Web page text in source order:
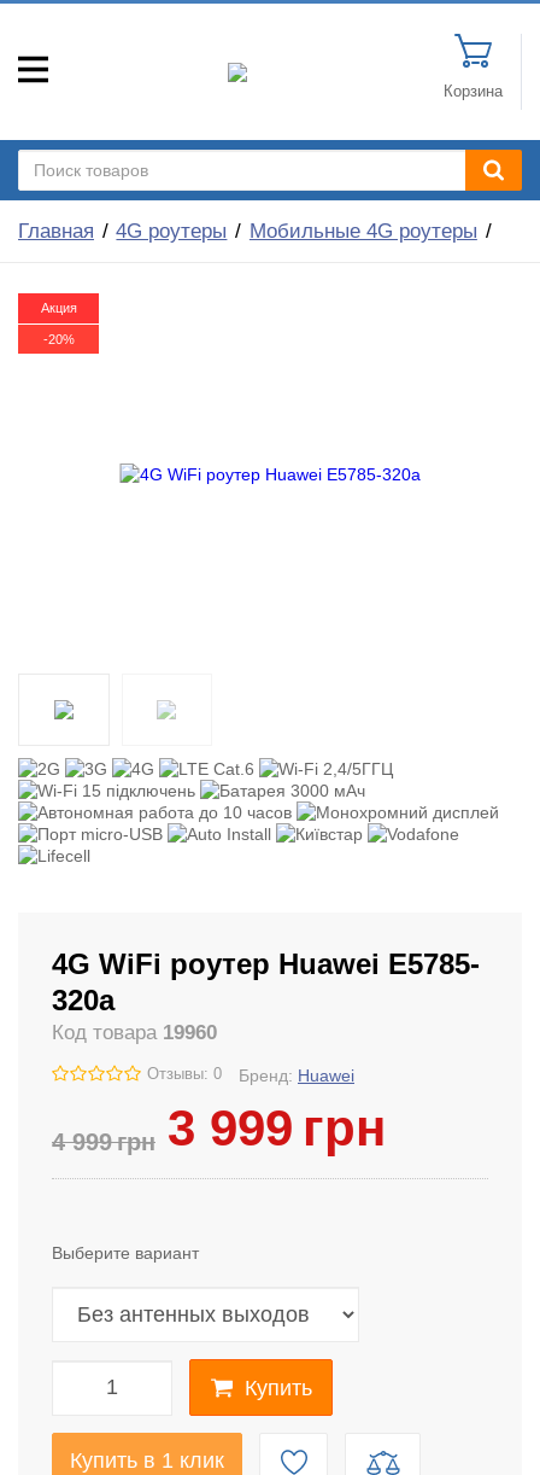
Корзина
Главная 4G роутеры Мобильные 4G роутеры
Акция
-20%
4G WiFi роутер Huawei E5785-
320а
Код товара 19960
Отзывы: 0 Бренд: Huawei
4 999грн 3 999 грн
Выберите вариант
Купить
Купить в 1 клик